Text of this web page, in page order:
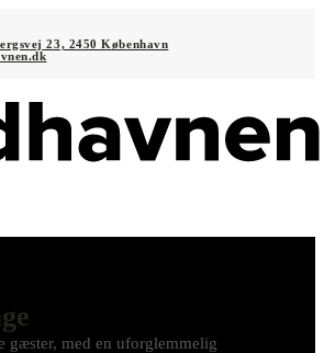
23, 2450 København
med en uforglemmelig